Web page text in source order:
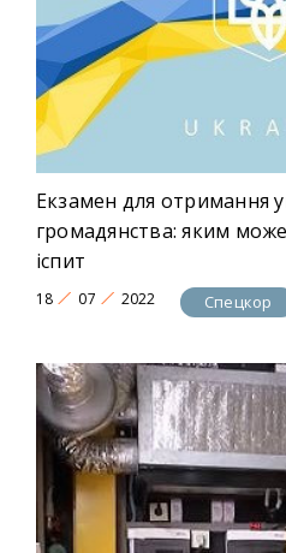
Екзамен для отримання
громадянства: яким
іспит
18 07 2022 Спецкор